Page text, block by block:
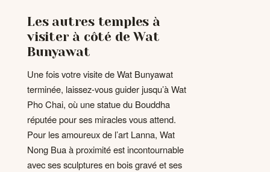
Les autres temples à
visiter à côté de Wat
Bunyawat
Une fois votre visite de Wat Bunyawat
terminée, laissez-vous guider jusqu’à Wat
Pho Chai, où une statue du Bouddha
réputée pour ses miracles vous attend.
Pour les amoureux de l’art Lanna, Wat
Nong Bua à proximité est incontournable
avec ses sculptures en bois gravé et ses